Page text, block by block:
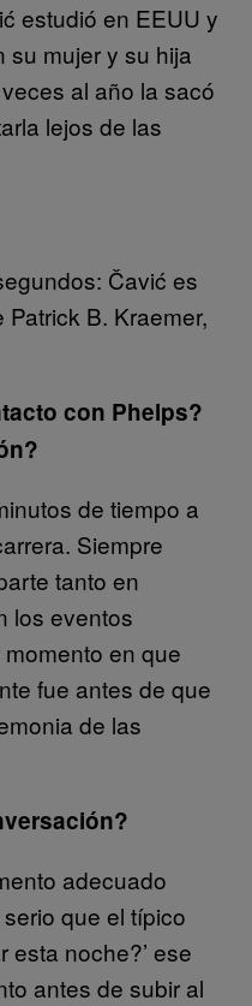
estudió en EEUU y
su mujer y su hija
al año la sacó
lejos de las
Čavić es
B. Kraemer,
con Phelps?
de tiempo a
Siempre
tanto en
los eventos
en que
fue antes de que
de las
adecuado
que el típico
esta noche?’ ese
antes de subir al